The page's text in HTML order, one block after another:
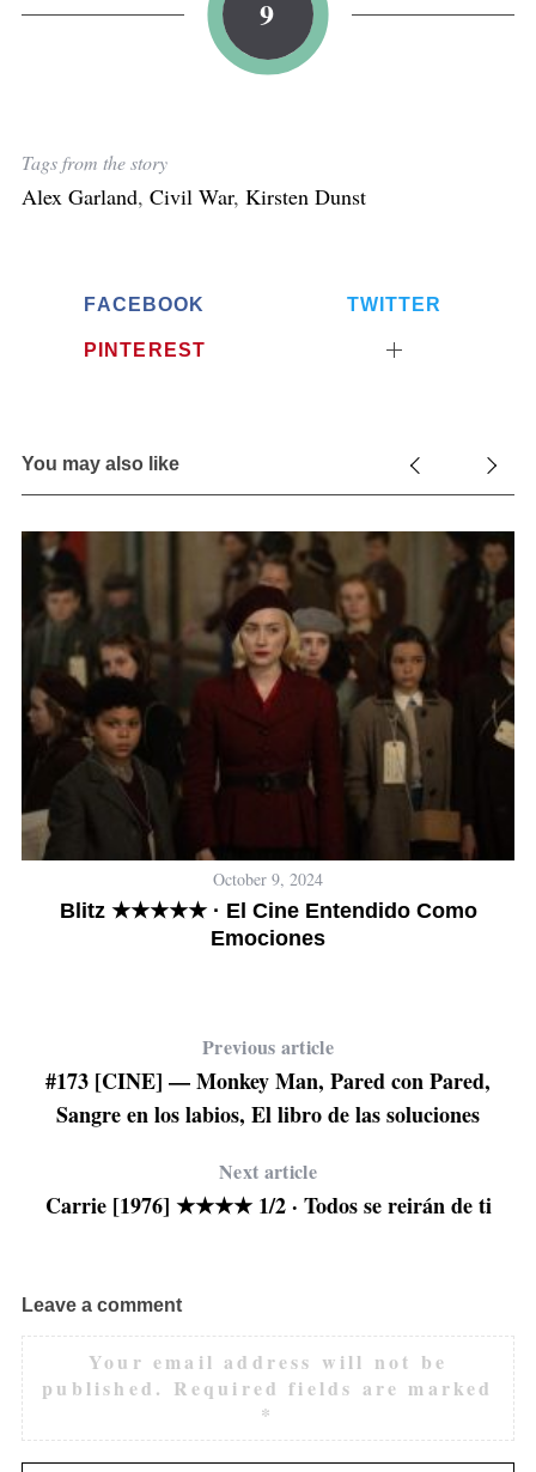
9
Tags from the story
Alex Garland, Civil War, Kirsten Dunst
FACEBOOK TWITTER
PINTEREST
You may also like
October 9, 2024
Blitz ★★★★★ · El Cine Entendido Como
Emociones
Previous article
#173 [CINE] — Monkey Man, Pared con Pared,
Sangre en los labios, El libro de las soluciones
Next article
Carrie [1976] ★★★★ 1/2 · Todos se reirán de ti
Leave a comment
Your email address will not be
published. Required fields are marked
*